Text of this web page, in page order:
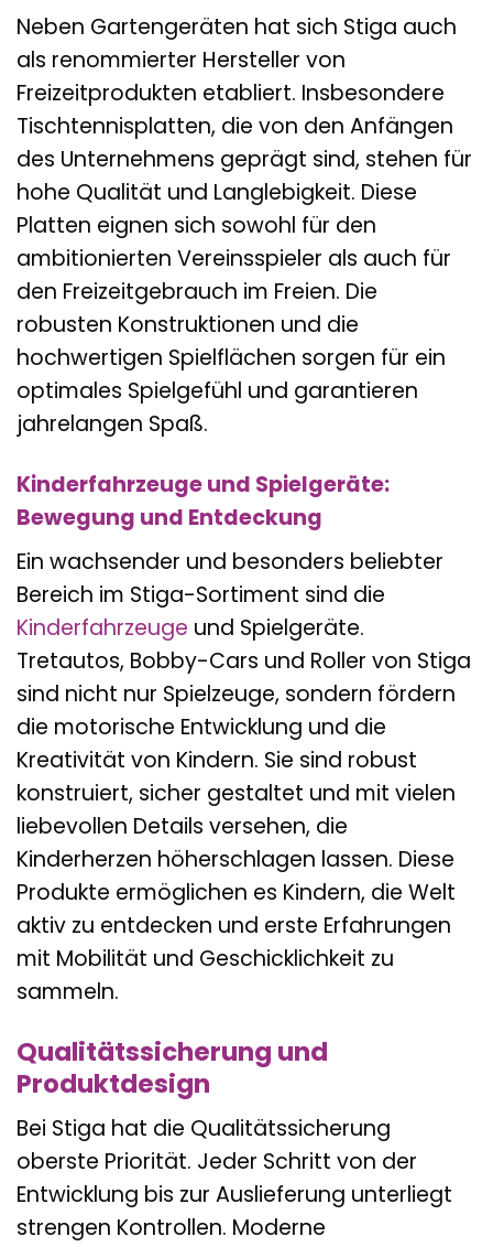
Neben Gartengeräten hat sich Stiga auch
als renommierter Hersteller von
Freizeitprodukten etabliert. Insbesondere
Tischtennisplatten, die von den Anfängen
des Unternehmens geprägt sind, stehen für
hohe Qualität und Langlebigkeit. Diese
Platten eignen sich sowohl für den
ambitionierten Vereinsspieler als auch für
den Freizeitgebrauch im Freien. Die
robusten Konstruktionen und die
hochwertigen Spielflächen sorgen für ein
optimales Spielgefühl und garantieren
jahrelangen Spaß.
Kinderfahrzeuge und Spielgeräte:
Bewegung und Entdeckung
Ein wachsender und besonders beliebter
Bereich im Stiga-Sortiment sind die
Kinderfahrzeuge und Spielgeräte.
Tretautos, Bobby-Cars und Roller von Stiga
sind nicht nur Spielzeuge, sondern fördern
die motorische Entwicklung und die
Kreativität von Kindern. Sie sind robust
konstruiert, sicher gestaltet und mit vielen
liebevollen Details versehen, die
Kinderherzen höherschlagen lassen. Diese
Produkte ermöglichen es Kindern, die Welt
aktiv zu entdecken und erste Erfahrungen
mit Mobilität und Geschicklichkeit zu
sammeln.
Qualitätssicherung und
Produktdesign
Bei Stiga hat die Qualitätssicherung
oberste Priorität. Jeder Schritt von der
Entwicklung bis zur Auslieferung unterliegt
strengen Kontrollen. Moderne